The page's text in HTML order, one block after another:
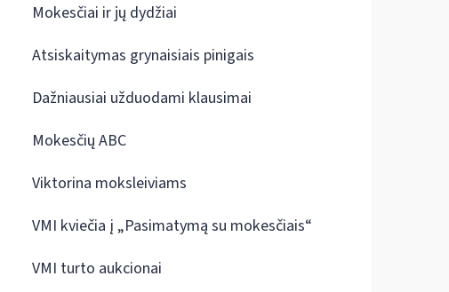
Mokesčiai ir jų dydžiai
Atsiskaitymas grynaisiais pinigais
Dažniausiai užduodami klausimai
Mokesčių ABC
Viktorina moksleiviams
VMI kviečia į „Pasimatymą su mokesčiais“
VMI turto aukcionai